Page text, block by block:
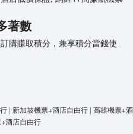
著數
購賺取積分，兼享積分當錢使
| 新加坡機票+酒店自由行 | 高雄機票+
酒店自由行